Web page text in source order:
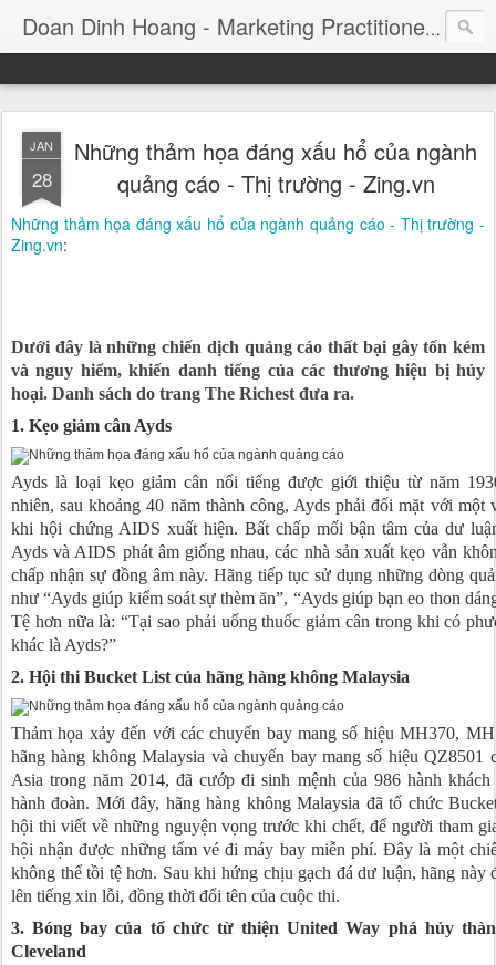
Doan Dinh Hoang - Marketing Practitioner
JAN
28
Những thảm họa đáng xấu hổ của ngành
quảng cáo - Thị trường - Zing.vn
Những thảm họa đáng xấu hổ của ngành quảng cáo - Thị trường -
Zing.vn:
Dưới đây là những chiến dịch quảng cáo thất bại gây tốn kém
và nguy hiểm, khiến danh tiếng của các thương hiệu bị hủy
hoại. Danh sách do trang The Richest đưa ra.
1. Kẹo giảm cân Ayds
Ayds là loại kẹo giảm cân nổi tiếng được giới thiệu từ năm
nhiên, sau khoảng 40 năm thành công, Ayds phải đối mặt với một
khi hội chứng AIDS xuất hiện. Bất chấp mối bận tâm của dư
Ayds và AIDS phát âm giống nhau, các nhà sản xuất kẹo vẫn
chấp nhận sự đồng âm này. Hãng tiếp tục sử dụng những dòng
như “Ayds giúp kiểm soát sự thèm ăn”, “Ayds giúp bạn eo thon
Tệ hơn nữa là: “Tại sao phải uống thuốc giảm cân trong khi có
khác là Ayds?”
2. Hội thi Bucket List của hãng hàng không Malaysia
Thảm họa xảy đến với các chuyến bay mang số hiệu MH370,
hãng hàng không Malaysia và chuyến bay mang số hiệu QZ8501
Asia trong năm 2014, đã cướp đi sinh mệnh của 986 hành
hành đoàn. Mới đây, hãng hàng không Malaysia đã tổ chức
hội thi viết về những nguyện vọng trước khi chết, để người tham
hội nhận được những tấm vé đi máy bay miễn phí. Đây là một
không thể tồi tệ hơn. Sau khi hứng chịu gạch đá dư luận, hãng này
lên tiếng xin lỗi, đồng thời đổi tên của cuộc thi.
3. Bóng bay của tổ chức từ thiện United Way phá hủy
Cleveland